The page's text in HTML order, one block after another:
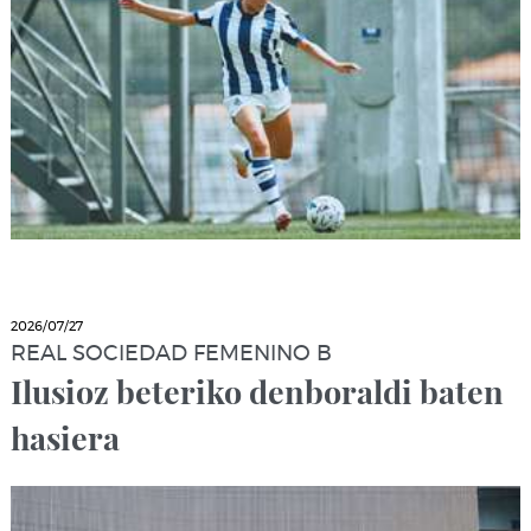
2026/07/27
REAL SOCIEDAD FEMENINO B
Ilusioz beteriko denboraldi baten
hasiera